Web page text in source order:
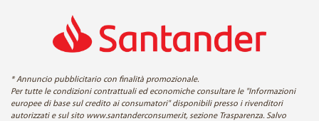
* Annuncio pubblicitario con finalità promozionale.
Per tutte le condizioni contrattuali ed economiche consultare le "Informazioni
europee di base sul credito ai consumatori" disponibili presso i rivenditori
autorizzati e sul sito www.santanderconsumer.it, sezione Trasparenza. Salvo